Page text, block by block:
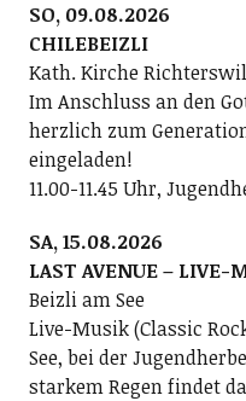
SO, 09.08.2026
CHILEBEIZLI
Kath. Kirche Richterswil
Im Anschluss an den
herzlich zum
eingeladen!
11.00-11.45 Uhr,
SA, 15.08.2026
LAST AVENUE – LIVE-
Beizli am See
Live-Musik (Classic
See, bei der
starkem Regen findet